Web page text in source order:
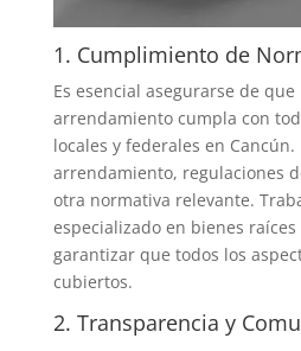
1. Cumplimiento de
Es esencial asegurarse de
arrendamiento cumpla con
locales y federales en
arrendamiento, regulaciones
otra normativa relevante.
especializado en bienes
garantizar que todos los
cubiertos.
2. Transparencia y